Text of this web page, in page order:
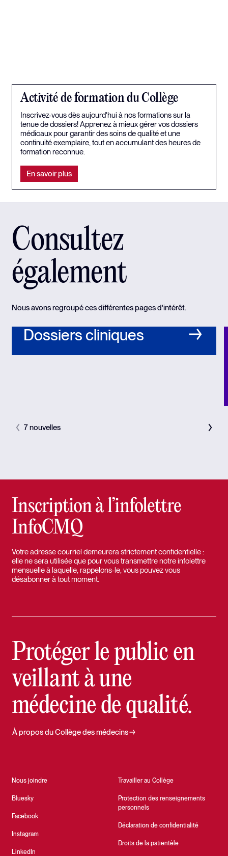
Activité de formation du Collège
Inscrivez-vous dès aujourd'hui à nos formations sur la
tenue de dossiers! Apprenez à mieux gérer vos dossiers
médicaux pour garantir des soins de qualité et une
continuité exemplaire, tout en accumulant des heures de
formation reconnue.
En savoir plus
Consultez
également
Nous avons regroupé ces différentes pages d'intérêt.
Dossiers cliniques
7 nouvelles
Inscription à l’infolettre
InfoCMQ
Votre adresse courriel demeurera strictement confidentielle :
elle ne sera utilisée que pour vous transmettre notre infolettre
mensuelle à laquelle, rappelons-le, vous pouvez vous
désabonner à tout moment.
Protéger le public en
veillant à une
médecine de qualité.
Nous joindre
Bluesky
Facebook
Instagram
LinkedIn
Travailler au Collège
Protection des renseignements
personnels
Déclaration de confidentialité
Droits de la patientèle
À propos du Collège des médecins